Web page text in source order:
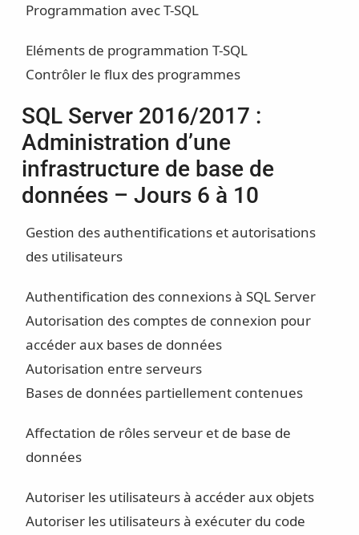
Programmation avec T-SQL
Eléments de programmation T-SQL
Contrôler le flux des programmes
SQL Server 2016/2017 :
Administration d’une
infrastructure de base de
données – Jours 6 à 10
Gestion des authentifications et autorisations
des utilisateurs
Authentification des connexions à SQL Server
Autorisation des comptes de connexion pour
accéder aux bases de données
Autorisation entre serveurs
Bases de données partiellement contenues
Affectation de rôles serveur et de base de
données
Autoriser les utilisateurs à accéder aux objets
Autoriser les utilisateurs à exécuter du code